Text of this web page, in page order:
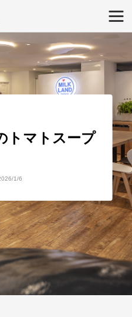
トマトスープ
1/6